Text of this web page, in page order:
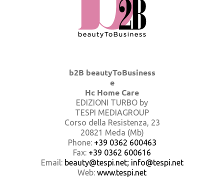
b2B beautyToBusiness
e
Hc Home Care
EDIZIONI TURBO by
TESPI MEDIAGROUP
Corso della Resistenza, 23
20821 Meda (Mb)
Phone: +39 0362 600463
Fax: +39 0362 600616
Email: beauty@tespi.net; info@tespi.net
Web: www.tespi.net